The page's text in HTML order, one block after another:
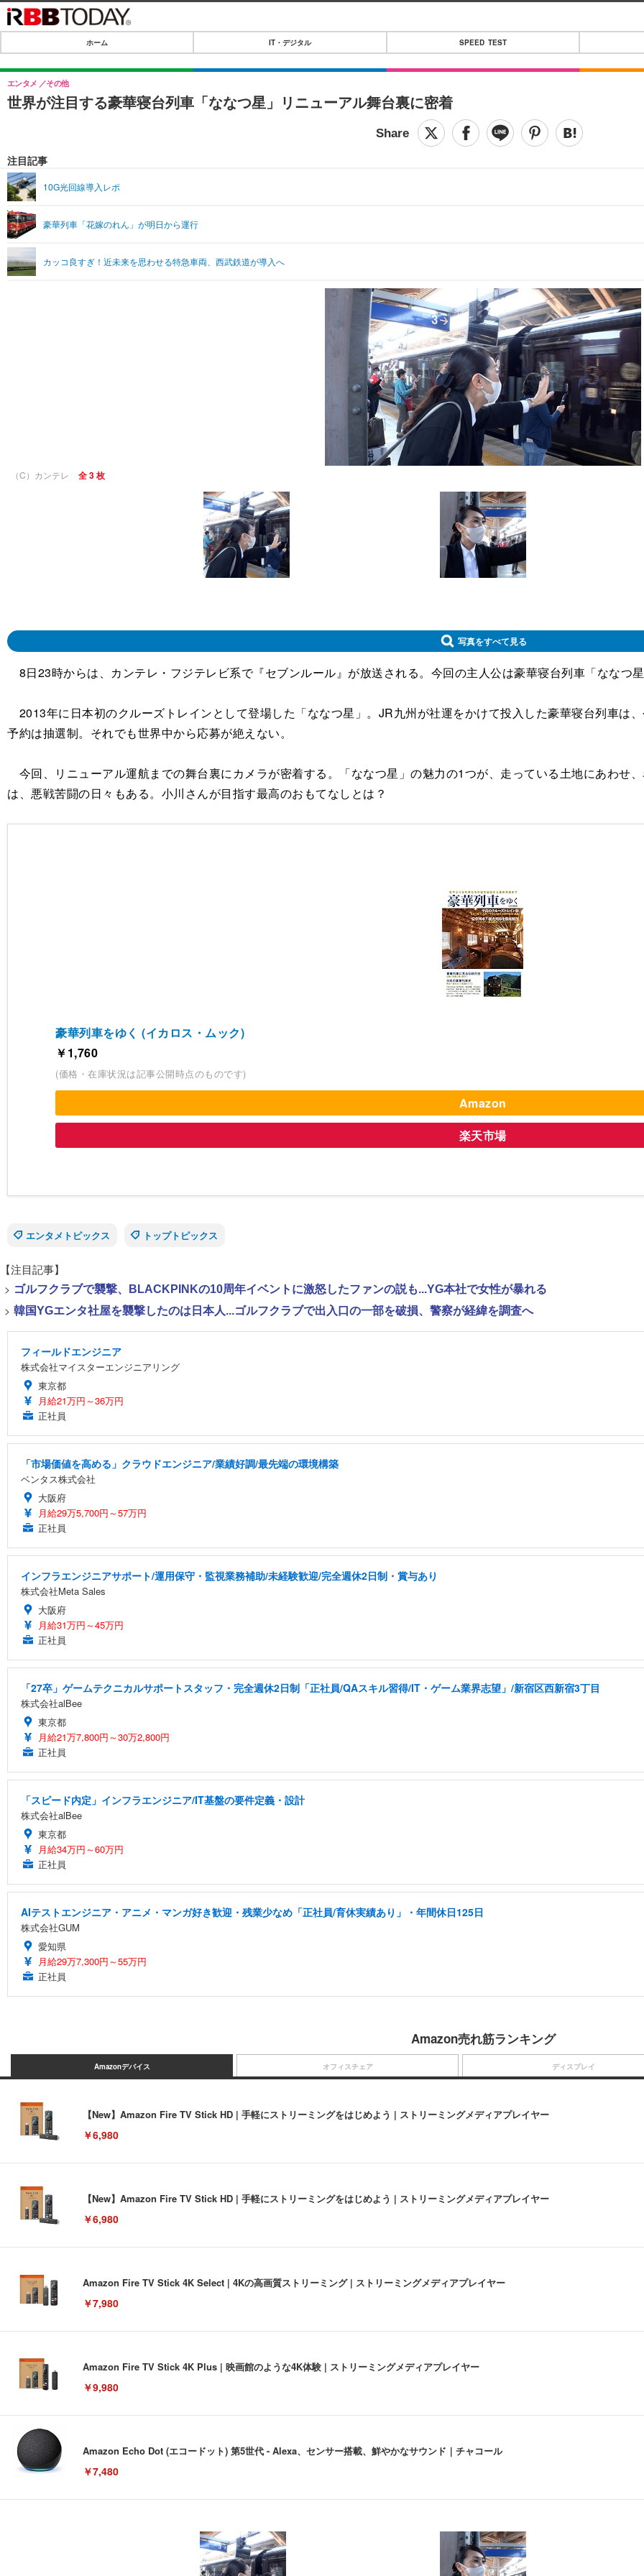
IT・デジタル
IT・デジタルTOP
SPEED TEST
ライフ
その他
リリース一覧
プッシュ通知の停止方法
ホーム IT・デジタル SPEED TEST
世界が注目する豪華寝台列車「ななつ星」リニューアル舞台裏に密着
エンタメ その他
注目記事
10G光回線導入レポ
豪華列車「花嫁のれん」が明日から運行
カッコ良すぎ！近未来を思わせる特急車両、西武鉄道が導入へ
（C）カンテレ 全 3 枚
写真をすべて見る
8日23時からは、カンテレ・フジテレビ系で『セブンルール』が放送される。今回の主人公は豪華寝台列車「ななつ
2013年に日本初のクルーズトレインとして登場した「ななつ星」。JR九州が社運をかけて投入した豪華寝台列車は
予約は抽選制。それでも世界中から応募が絶えない。
今回、リニューアル運航までの舞台裏にカメラが密着する。「ななつ星」の魅力の1つが、走っている土地にあわせ
は、悪戦苦闘の日々もある。小川さんが目指す最高のおもてなしとは？
豪華列車をゆく (イカロス・ムック)
￥1,760
(価格・在庫状況は記事公開時点のものです)
Amazon
楽天市場
エンタメトピックス トップトピックス
【注目記事】
> ゴルフクラブで襲撃、BLACKPINKの10周年イベントに激怒したファンの説も...YG本社で女性が暴れる
> 韓国YGエンタ社屋を襲撃したのは日本人...ゴルフクラブで出入口の一部を破損、警察が経緯を調査へ
フィールドエンジニア
株式会社マイスターエンジニアリング
東京都
月給21万円～36万円
正社員
「市場価値を高める」クラウドエンジニア/業績好調/最先端の環境構築
ベンタス株式会社
大阪府
月給29万5,700円～57万円
正社員
インフラエンジニアサポート/運用保守・監視業務補助/未経験歓迎/完全週休2日制・賞与あり
株式会社Meta Sales
大阪府
月給31万円～45万円
正社員
「27卒」ゲームテクニカルサポートスタッフ・完全週休2日制「正社員/QAスキル習得/IT・ゲーム業界志望」/新宿区西新宿3丁目
株式会社alBee
東京都
月給21万7,800円～30万2,800円
正社員
「スピード内定」インフラエンジニア/IT基盤の要件定義・設計
株式会社alBee
東京都
月給34万円～60万円
正社員
AIテストエンジニア・アニメ・マンガ好き歓迎・残業少なめ「正社員/育休実績あり」・年間休日125日
株式会社GUM
愛知県
月給29万7,300円～55万円
正社員
Amazon売れ筋ランキング
Amazonデバイス
【New】Amazon Fire TV Stick HD | 手軽にストリーミングをはじめよう | ストリーミングメディアプレイヤー
￥6,980
【New】Amazon Fire TV Stick HD | 手軽にストリーミングをはじめよう | ストリーミングメディアプレイヤー
￥6,980
Amazon Fire TV Stick 4K Select | 4Kの高画質ストリーミング | ストリーミングメディアプレイヤー
￥7,980
Amazon Fire TV Stick 4K Plus | 映画館のような4K体験 | ストリーミングメディアプレイヤー
￥9,980
Amazon Echo Dot (エコードット) 第5世代 - Alexa、センサー搭載、鮮やかなサウンド｜チャコール
￥7,480
オフィスチェア
[EdoErgo] オフィスチェア 椅子 テレワーク 疲れない 跳ね上げ式アームレスト コンパクト 約105度ロッキング pc 事務椅子 360度
ディスプレイ
EIZO ビジネス向けプレミアムモニター | FlexScan EV3240X-WT | 31.5型4K UHD・USB Type-C・ホワイト
Amazonベーシック ペットシーツ 薄型 レギュラー 1回使い捨て 無香料 ホワイト 300枚